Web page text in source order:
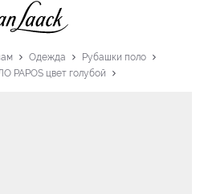
Одежда
Рубашки поло
цвет голубой